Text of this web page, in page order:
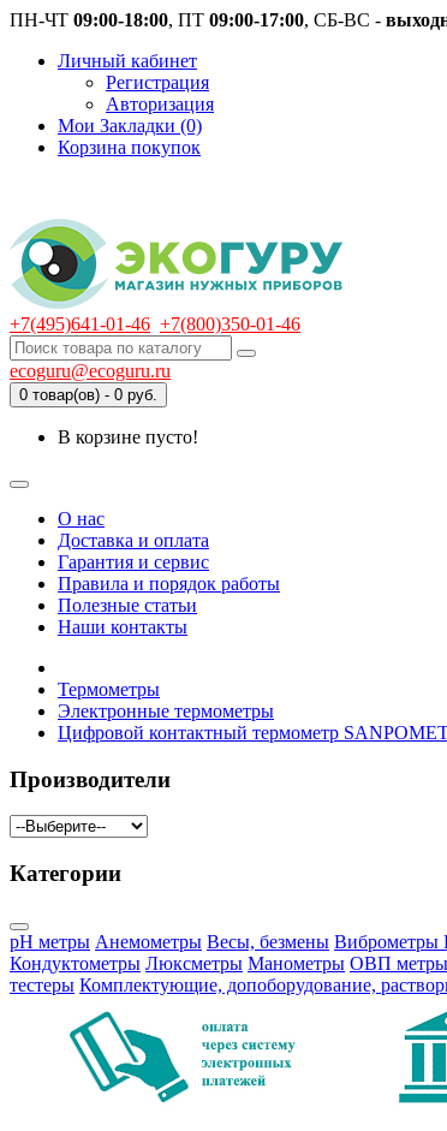
ПН-ЧТ 09:00-18:00, ПТ 09:00-17:00, СБ-ВС -
Личный кабинет
Регистрация
Авторизация
Мои Закладки (0)
Корзина покупок
+7(495)641-01-46 +7(800)350-01-46
ecoguru@ecoguru.ru
0 товар(ов) - 0 руб.
В корзине пусто!
О нас
Доставка и оплата
Гарантия и сервис
Правила и порядок работы
Полезные статьи
Наши контакты
Термометры
Электронные термометры
Цифровой контактный термометр
Производители
Категории
pH метры Анемометры Весы, безмены Виброметры
Кондуктометры Люксметры Манометры ОВП метры
тестеры Комплектующие, допоборудование,